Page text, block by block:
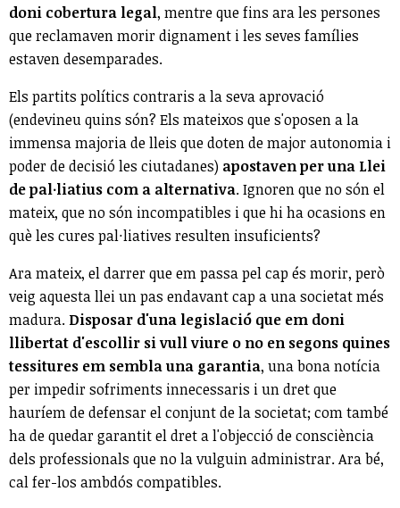
doni cobertura legal, mentre que fins ara les persones
que reclamaven morir dignament i les seves famílies
estaven desemparades.
Els partits polítics contraris a la seva aprovació
(endevineu quins són? Els mateixos que s'oposen a la
immensa majoria de lleis que doten de major autonomia i
poder de decisió les ciutadanes) apostaven per una Llei
de pal·liatius com a alternativa. Ignoren que no són el
mateix, que no són incompatibles i que hi ha ocasions en
què les cures pal·liatives resulten insuficients?
Ara mateix, el darrer que em passa pel cap és morir, però
veig aquesta llei un pas endavant cap a una societat més
madura. Disposar d'una legislació que em doni
llibertat d'escollir si vull viure o no en segons quines
tessitures em sembla una garantia, una bona notícia
per impedir sofriments innecessaris i un dret que
hauríem de defensar el conjunt de la societat; com també
ha de quedar garantit el dret a l'objecció de consciència
dels professionals que no la vulguin administrar. Ara bé,
cal fer-los ambdós compatibles.